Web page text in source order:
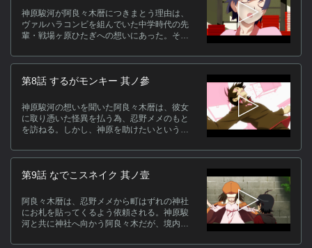
神原駿河が阿良々木暦につきまとう理由は、
ヴァルハラコンビを組んでいた中学時代の先
輩・戦場ヶ原ひたぎへの想いにあった。そし
っていた…。
第8話 するがモンキー 其ノ參
神原駿河の想いを聞いた阿良々木暦は、彼女
に取り憑いた怪異を払う為、忍野メメのもと
を訪ねる。しかし、神原を助けたいという阿
める…。
第9話 なでこスネイク 其ノ壹
阿良々木暦は、忍野メメから町はずれの神社
にお札を貼ってくるよう依頼される。神原駿
河と共に神社へ向かう阿良々木だが、境内で
の死体だった。